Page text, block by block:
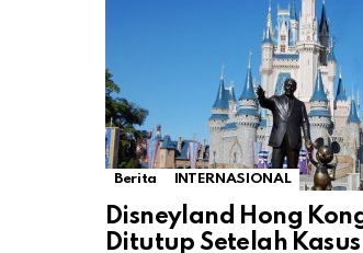
Berita INTERNASIONAL
Disneyland Hong
Ditutup Setelah Kasus